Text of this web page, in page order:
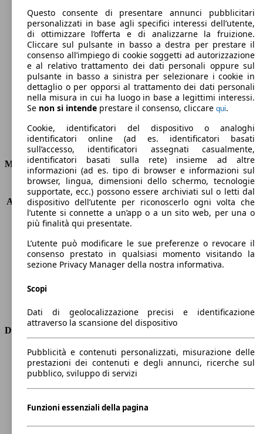
112 g/km
Emissioni di CO2 (combinato)*
Consumi
Motore e Prestazioni
KW (PS)
96 kW (131 PS)
Accelerazione (0-100 km/h)
11.2s
Velocità massima (km/h)
184 km/h
Numero di marce
8
Coppia
300 nm
Cilindrata
1499 ccm
Carburante
Diesel
Trasmissione
Dimensioni
Lunghezza
4400 mm
Altezza
1870 mm
Larghezza
Peso massimo
2290 kg
Questo consente di presentare annunci pubblicitari
personalizzati in base agli specifici interessi dell’utente,
di ottimizzare l’offerta e di analizzarne la fruizione.
Cliccare sul pulsante in basso a destra per prestare il
consenso all’impiego di cookie soggetti ad autorizzazione
e al relativo trattamento dei dati personali oppure sul
pulsante in basso a sinistra per selezionare i cookie in
dettaglio o per opporsi al trattamento dei dati personali
nella misura in cui ha luogo in base a legittimi interessi.
Se non si intende prestare il consenso, cliccare qui.
Cookie, identificatori del dispositivo o analoghi
identificatori online (ad es. identificatori basati
sull’accesso, identificatori assegnati casualmente,
identificatori basati sulla rete) insieme ad altre
informazioni (ad es. tipo di browser e informazioni sul
browser, lingua, dimensioni dello schermo, tecnologie
supportate, ecc.) possono essere archiviati sul o letti dal
dispositivo dell’utente per riconoscerlo ogni volta che
l’utente si connette a un’app o a un sito web, per una o
più finalità qui presentate.
L’utente può modificare le sue preferenze o revocare il
consenso prestato in qualsiasi momento visitando la
sezione Privacy Manager della nostra informativa.
Scopi
Dati di geolocalizzazione precisi e identificazione
attraverso la scansione del dispositivo
Pubblicità e contenuti personalizzati, misurazione delle
prestazioni dei contenuti e degli annunci, ricerche sul
pubblico, sviluppo di servizi
Funzioni essenziali della pagina